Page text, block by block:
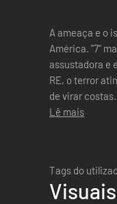
A ameaça e o
América. "7"
assustadora e
RE, o terror
de virar
Lê mais
Tags do
Visuais